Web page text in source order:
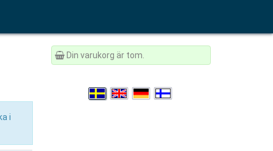
i
Din varukorg är tom.